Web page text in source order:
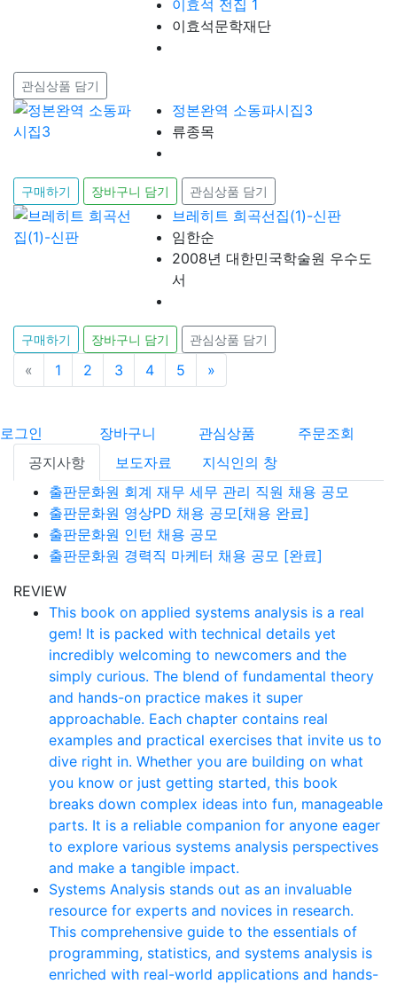
이효석 전집 1
이효석문학재단
관심상품 담기
정본완역 소동파시집3
류종목
구매하기 장바구니 담기 관심상품 담기
브레히트 희곡선집(1)-신판
임한순
2008년 대한민국학술원 우수도
서
구매하기 장바구니 담기 관심상품 담기
« 이전
1 2 3 4 5 »
로그인 장바구니 관심상품
주문조회
공지사항
보도자료
지식인의 창
출판문화원 회계 재무 세무 관리 직원 채용 공모
출판문화원 영상PD 채용 공모[채용 완료]
출판문화원 인턴 채용 공모
출판문화원 경력직 마케터 채용 공모 [완료]
REVIEW
This book on applied systems analysis is a real
gem! It is packed with technical details yet
incredibly welcoming to newcomers and the
simply curious. The blend of fundamental theory
and hands-on practice makes it super
approachable. Each chapter contains real
examples and practical exercises that invite us to
dive right in. Whether you are building on what
you know or just getting started, this book
breaks down complex ideas into fun, manageable
parts. It is a reliable companion for anyone eager
to explore various systems analysis perspectives
and make a tangible impact.
Systems Analysis stands out as an invaluable
resource for experts and novices in research.
This comprehensive guide to the essentials of
programming, statistics, and systems analysis is
enriched with real-world applications and hands-